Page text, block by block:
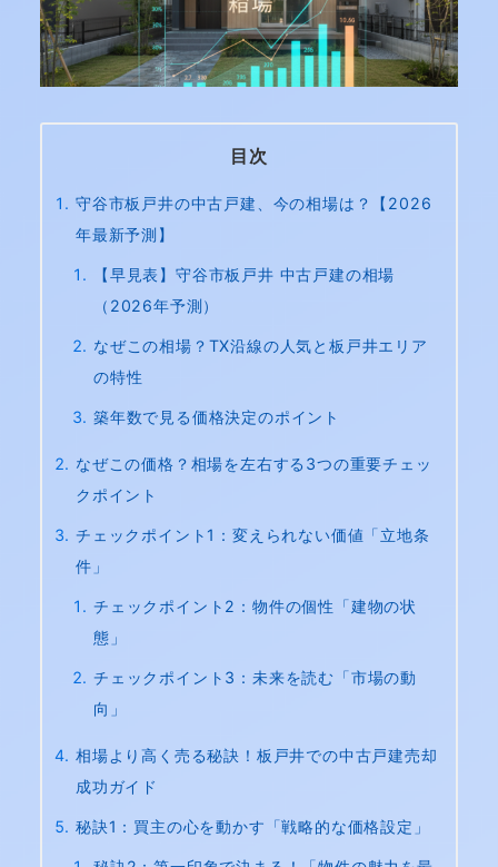
目次
守谷市板戸井の中古戸建、今の相場は？【2026
年最新予測】
【早見表】守谷市板戸井 中古戸建の相場
（2026年予測）
なぜこの相場？TX沿線の人気と板戸井エリア
の特性
築年数で見る価格決定のポイント
なぜこの価格？相場を左右する3つの重要チェッ
クポイント
チェックポイント1：変えられない価値「立地条
件」
チェックポイント2：物件の個性「建物の状
態」
チェックポイント3：未来を読む「市場の動
向」
相場より高く売る秘訣！板戸井での中古戸建売却
成功ガイド
秘訣1：買主の心を動かす「戦略的な価格設定」